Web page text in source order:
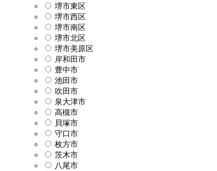
堺市東区
堺市西区
堺市南区
堺市北区
堺市美原区
岸和田市
豊中市
池田市
吹田市
泉大津市
高槻市
貝塚市
守口市
枚方市
茨木市
八尾市